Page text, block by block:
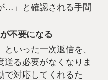
…」と確認される手間
不要になる
といった一次返信を、
送る必要がなくなりま
で対応してくれるた